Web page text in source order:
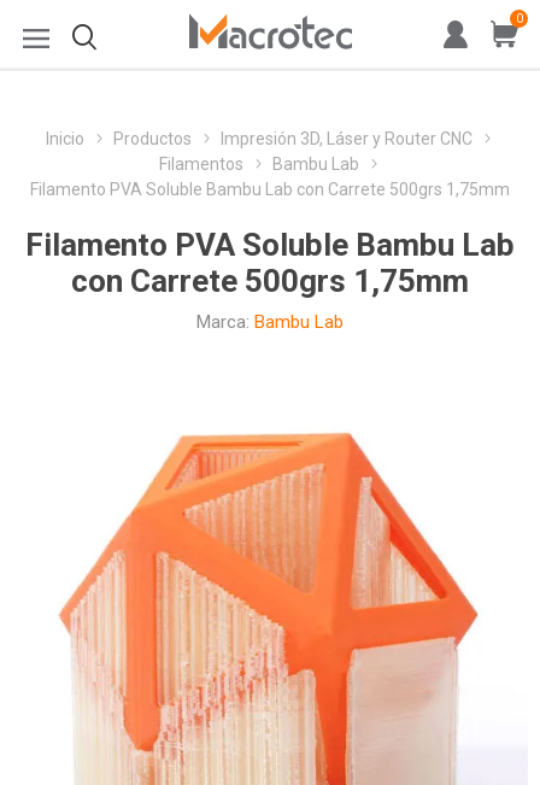
0
Inicio Productos
Impresión 3D, Láser y Router CNC
Filamentos
Bambu Lab
Filamento PVA Soluble Bambu Lab con Carrete 500grs 1,75mm
Filamento PVA Soluble Bambu Lab
con Carrete 500grs 1,75mm
Marca: Bambu Lab